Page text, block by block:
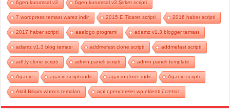
6gen kurumsal v3 6gen kurumsal v3 Şirket scripti
7 wordpress teması warez indir 2015 E Ticaret scripti 2016 haber scripti
2017 haber scripti aaalogo programı adamz v1.3 blogger teması
adamz v1.3 blog teması addmefast clone scripti addmefast scripti
adf.ly clone scripti admin paneli scripti admin paneli template
Agar-io agar.io scripti indir agar io clone indir Agar io scripti
Aktif Bilişim whmcs temaları açılır pencereler wp eklenti ücretsiz